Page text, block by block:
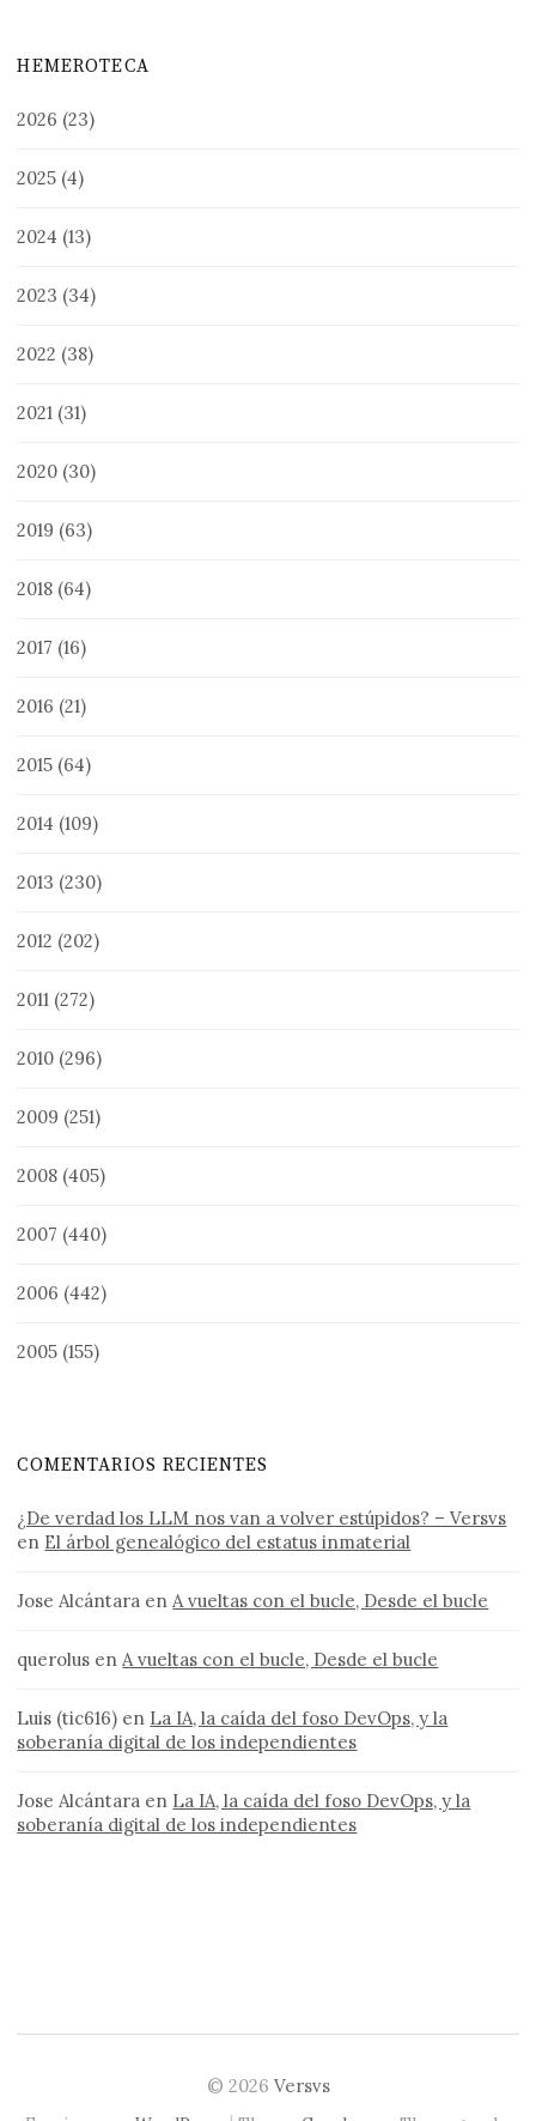
HEMEROTECA
2026 (23)
2025 (4)
2024 (13)
2023 (34)
2022 (38)
2021 (31)
2020 (30)
2019 (63)
2018 (64)
2017 (16)
2016 (21)
2015 (64)
2014 (109)
2013 (230)
2012 (202)
2011 (272)
2010 (296)
2009 (251)
2008 (405)
2007 (440)
2006 (442)
2005 (155)
COMENTARIOS RECIENTES
¿De verdad los LLM nos van a volver estúpidos? – Versvs
en El árbol genealógico del estatus inmaterial
Jose Alcántara enA vueltas con el bucle, Desde el bucle
querolus enA vueltas con el bucle, Desde el bucle
Luis (tic616) en La IA, la caída del foso DevOps, y la
soberanía digital de los independientes
Jose Alcántara en La IA, la caída del foso DevOps, y la
soberanía digital de los independientes
© 2026 Versvs